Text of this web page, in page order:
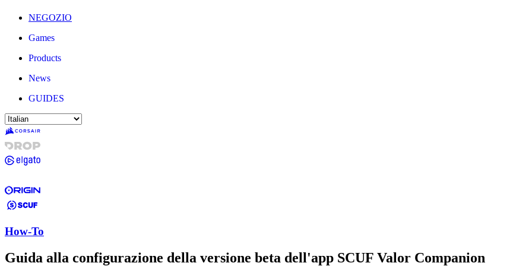
NEGOZIO
Games
Products
News
GUIDES
How-To
Guida alla configurazione della versione beta dell'app SCUF Valor Companion